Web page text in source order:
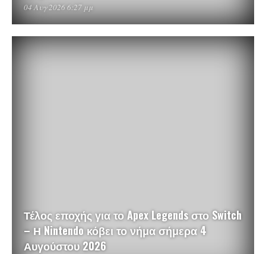
04 Αυγ 2026 6:27 μμ
Τέλος εποχής για το Apex Legends στο Switch
– Η Nintendo κόβει το νήμα σήμερα 4
Αυγούστου 2026